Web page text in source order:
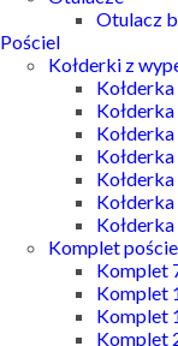
Otulacz
Pościel
Kołderki z
Komplet
Komplet
Komplet
Komplet
Komplet